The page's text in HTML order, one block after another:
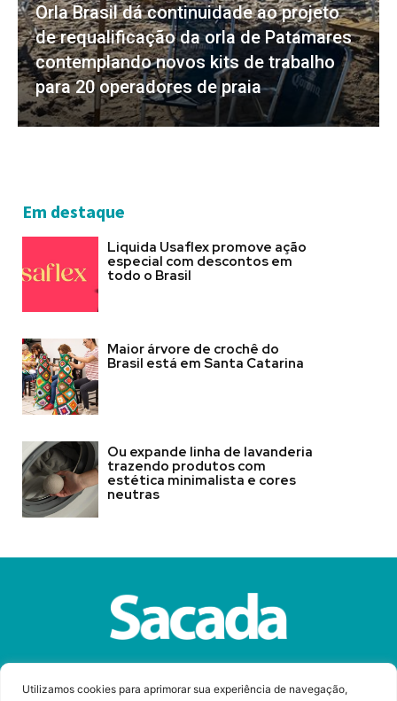
Utilizamos cookies para aprimorar sua experiência de navegação,
Orla Brasil dá continuidade ao projeto
de requalificação da orla de Patamares
contemplando novos kits de trabalho
para 20 operadores de praia
Em destaque
Liquida Usaflex promove ação
especial com descontos em
todo o Brasil
Maior árvore de crochê do
Brasil está em Santa Catarina
Ou expande linha de lavanderia
trazendo produtos com
estética minimalista e cores
neutras